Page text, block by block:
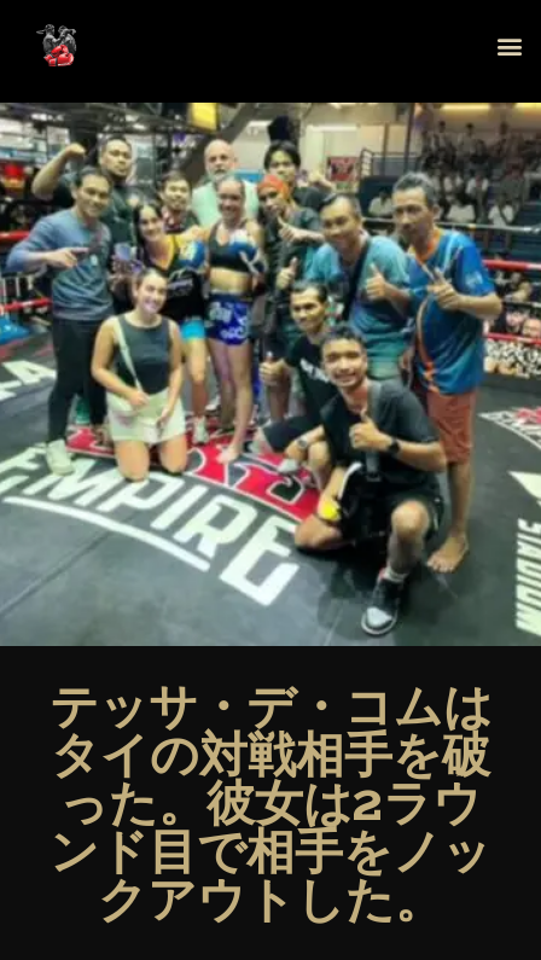
テッサ・デ・コムは
タイの対戦相手を破
った。彼女は2ラウ
ンド目で相手をノッ
クアウトした。